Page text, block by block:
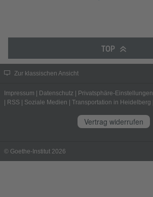
TOP
Zur klassischen Ansicht
Impressum Datenschutz Privatsphäre-Einstellungen
RSS Soziale Medien Transportation in Heidelberg
Vertrag widerrufen
© Goethe-Institut 2026